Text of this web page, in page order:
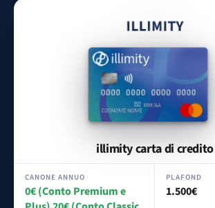
illimity carta di credito
CANONE ANNUO
0€ (Conto Premium e
PLAFOND
1.500€